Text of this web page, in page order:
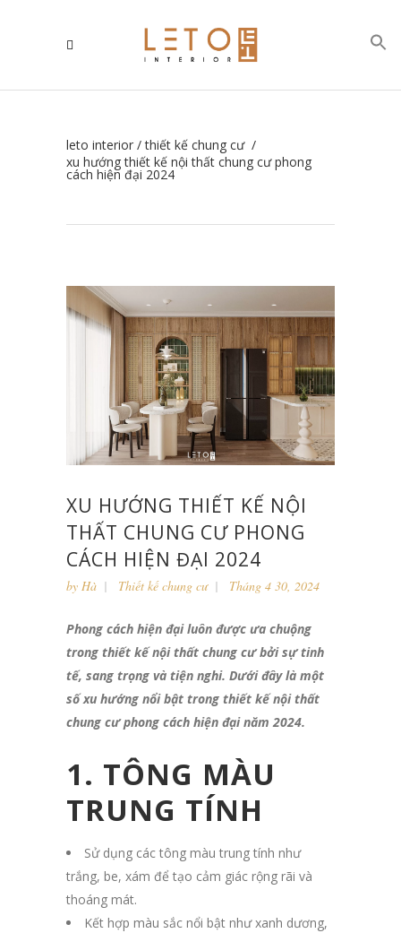
leto interior /thiết kế chung cư /
xu hướng thiết kế nội thất chung cư phong
cách hiện đại 2024
XU HƯỚNG THIẾT KẾ NỘI
THẤT CHUNG CƯ PHONG
CÁCH HIỆN ĐẠI 2024
by Hà Thiết kế chung cư Tháng 4 30, 2024
Phong cách hiện đại luôn được ưa chuộng
trong thiết kế nội thất chung cư bởi sự tinh
tế, sang trọng và tiện nghi. Dưới đây là một
số xu hướng nổi bật trong thiết kế nội thất
chung cư phong cách hiện đại năm 2024.
1. TÔNG MÀU
TRUNG TÍNH
Sử dụng các tông màu trung tính như
trắng, be, xám để tạo cảm giác rộng rãi và
thoáng mát.
Kết hợp màu sắc nổi bật như xanh dương,